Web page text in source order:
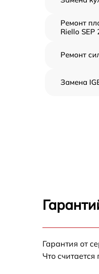
Ремонт
Riello SEP
Ремонт
Замена
Гарантия от
Что